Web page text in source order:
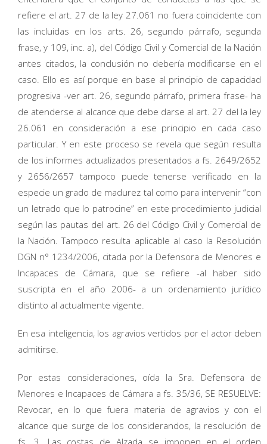
refiere el art. 27 de la ley 27.061 no fuera coincidente con
las incluidas en los arts. 26, segundo párrafo, segunda
frase, y 109, inc. a), del Código Civil y Comercial de la Nación
antes citados, la conclusión no debería modificarse en el
caso. Ello es así porque en base al principio de capacidad
progresiva -ver art. 26, segundo párrafo, primera frase- ha
de atenderse al alcance que debe darse al art. 27 del la ley
26.061 en consideración a ese principio en cada caso
particular. Y en este proceso se revela que según resulta
de los informes actualizados presentados a fs. 2649/2652
y 2656/2657 tampoco puede tenerse verificado en la
especie un grado de madurez tal como para intervenir “con
un letrado que lo patrocine” en este procedimiento judicial
según las pautas del art. 26 del Código Civil y Comercial de
la Nación. Tampoco resulta aplicable al caso la Resolución
DGN n° 1234/2006, citada por la Defensora de Menores e
Incapaces de Cámara, que se refiere -al haber sido
suscripta en el año 2006- a un ordenamiento jurídico
distinto al actualmente vigente.
En esa inteligencia, los agravios vertidos por el actor deben
admitirse.
Por estas consideraciones, oída la Sra. Defensora de
Menores e Incapaces de Cámara a fs. 35/36, SE RESUELVE:
Revocar, en lo que fuera materia de agravios y con el
alcance que surge de los considerandos, la resolución de
fs. 3. Las costas de Alzada se imponen en el orden